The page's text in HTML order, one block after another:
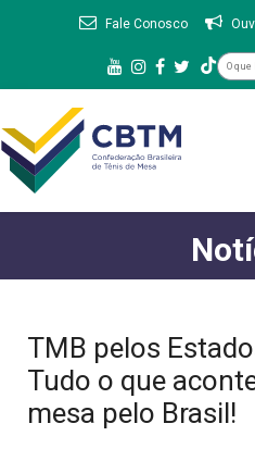
Fale Conosco
TMB pelos
Tudo o que
mesa pelo Brasil!